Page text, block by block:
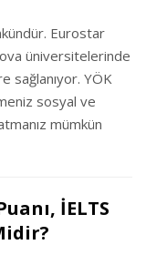
Eurostar
üniversitelerinde
sağlanıyor. YÖK
sosyal ve
mümkün
İELTS